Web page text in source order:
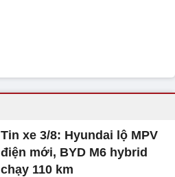
Tin xe 3/8: Hyundai lộ MPV
điện mới, BYD M6 hybrid
chạy 110 km